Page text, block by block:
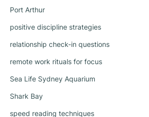
Port Arthur
positive discipline strategies
relationship check-in questions
remote work rituals for focus
Sea Life Sydney Aquarium
Shark Bay
speed reading techniques